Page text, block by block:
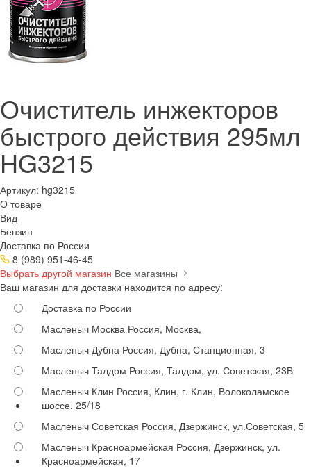
Очиститель инжекторов
быстрого действия 295мл
HG3215
Артикул: hg3215
О товаре
Вид
Бензин
Доставка по России
8 (989) 951-46-45
Выбрать другой магазин Все магазины
Ваш магазин для доставки находится по адресу:
Доставка по России
Масленыч Москва Россия, Москва,
Масленыч Дубна Россия, Дубна, Станционная, 3
Масленыч Талдом Россия, Талдом, ул. Советская, 23В
Масленыч Клин Россия, Клин, г. Клин, Волоколамское
шоссе, 25/18
Масленыч Советская Россия, Дзержинск, ул.Советская, 5
Масленыч Красноармейская Россия, Дзержинск, ул.
Красноармейская, 17